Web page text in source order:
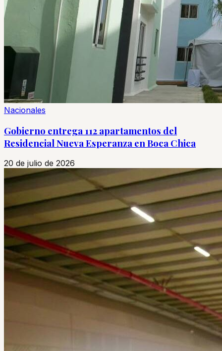
Nacionales
Gobierno entrega 112 apartamentos del
Residencial Nueva Esperanza en Boca Chica
20 de julio de 2026